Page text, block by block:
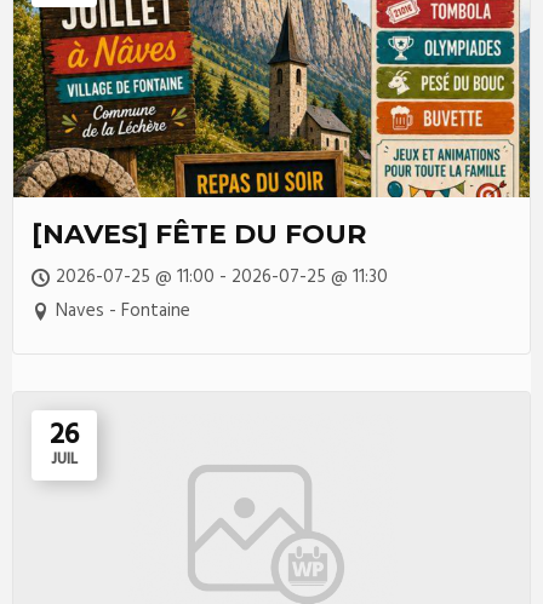
[NAVES] FÊTE DU FOUR
2026-07-25 @ 11:00 - 2026-07-25 @ 11:30
Naves - Fontaine
26
JUIL